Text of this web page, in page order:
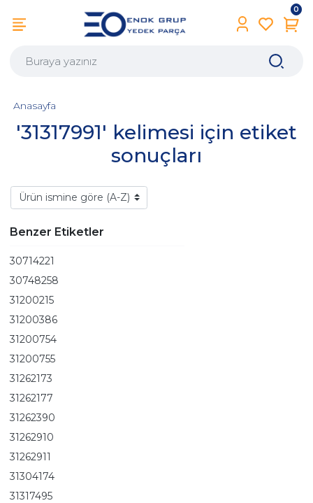
0
'31317991' kelimesi için etiket
sonuçları
Anasayfa
Benzer Etiketler
30714221
30748258
31200215
31200386
31200754
31200755
31262173
31262177
31262390
31262910
31262911
31304174
31317495